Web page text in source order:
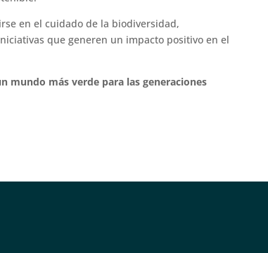
en el cuidado de la biodiversidad,
que generen un impacto positivo en el
mundo más verde para las generaciones